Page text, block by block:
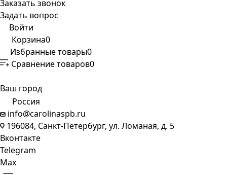
Заказать звонок
Задать вопрос
Войти
Корзина0
Избранные товары0
Сравнение товаров0
Ваш город
Россия
info@carolinaspb.ru
196084, Санкт-Петербург, ул. Ломаная, д. 5
Вконтакте
Telegram
Max